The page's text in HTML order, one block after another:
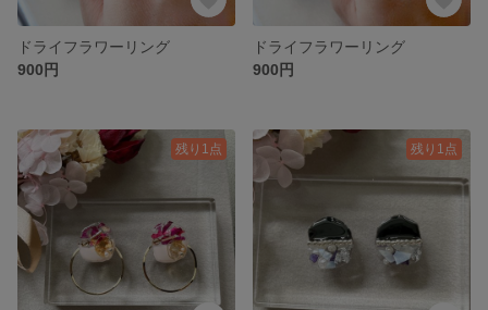
ドライフラワーリング
900円
ドライフラワーリング
900円
残り1点 残り1点